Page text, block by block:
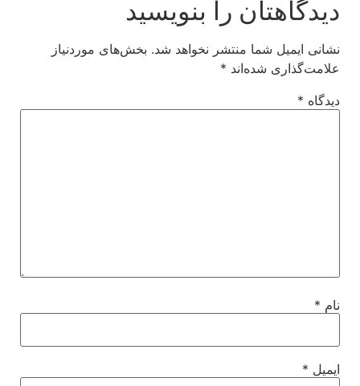
دیدگاهتان را بنویسید
نشانی ایمیل شما منتشر نخواهد شد. بخش‌های موردنیاز
علامت‌گذاری شده‌اند *
دیدگاه *
نام *
ایمیل *